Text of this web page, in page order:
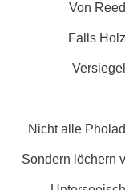
Von
Falls
Nicht alle
Sondern löchern